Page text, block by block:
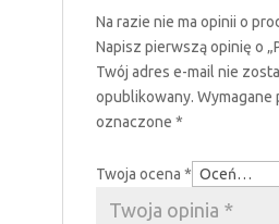
Na razie nie ma opinii o
Napisz pierwszą opinię o
Twój adres e-mail nie
opublikowany. Wymagane
oznaczone *
Twoja ocena *